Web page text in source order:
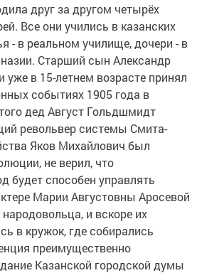
друг за другом четырёх
Все они учились в казанских
- в реальном училище, дочери - в
Старший сын Александр
уже в 15-летнем возрасте принял
событиях 1905 года в
дед Август Гольдшмидт
револьвер системы Смита-
Яков Михайлович был
не верил, что
будет способен управлять
Марии Августовны Аросевой
и вскоре их
в кружок, где собирались
преимущественно
Казанской городской думы